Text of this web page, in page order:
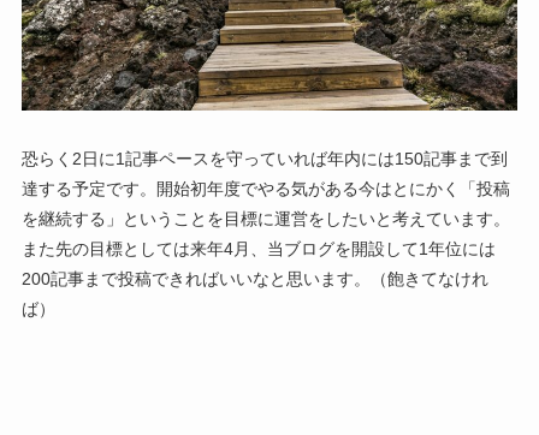
恐らく2日に1記事ペースを守っていれば年内には150記事まで到
達する予定です。開始初年度でやる気がある今はとにかく「投稿
を継続する」ということを目標に運営をしたいと考えています。
また先の目標としては来年4月、当ブログを開設して1年位には
200記事まで投稿できればいいなと思います。（飽きてなけれ
ば）